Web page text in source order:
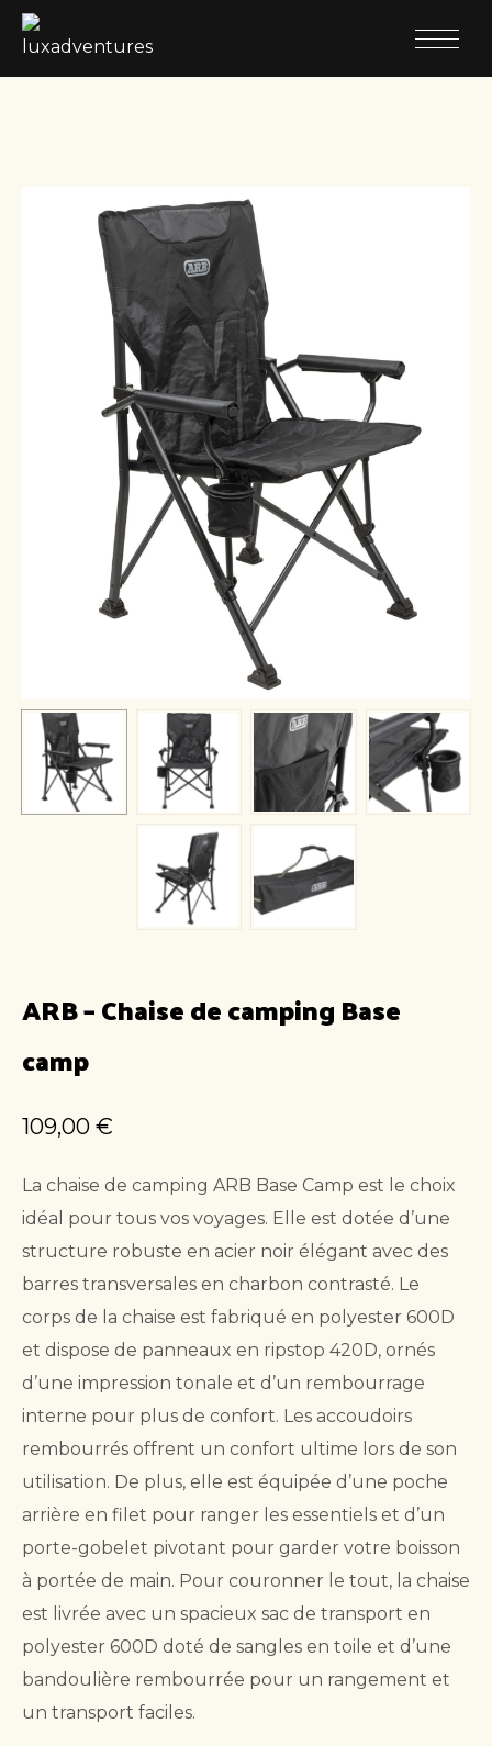
ARB – Chaise de camping Base
camp
109,00 €
La chaise de camping ARB Base Camp est le choix
idéal pour tous vos voyages. Elle est dotée d’une
structure robuste en acier noir élégant avec des
barres transversales en charbon contrasté. Le
corps de la chaise est fabriqué en polyester 600D
et dispose de panneaux en ripstop 420D, ornés
d’une impression tonale et d’un rembourrage
interne pour plus de confort. Les accoudoirs
rembourrés offrent un confort ultime lors de son
utilisation. De plus, elle est équipée d’une poche
arrière en filet pour ranger les essentiels et d’un
porte-gobelet pivotant pour garder votre boisson
à portée de main. Pour couronner le tout, la chaise
est livrée avec un spacieux sac de transport en
polyester 600D doté de sangles en toile et d’une
bandoulière rembourrée pour un rangement et
un transport faciles.